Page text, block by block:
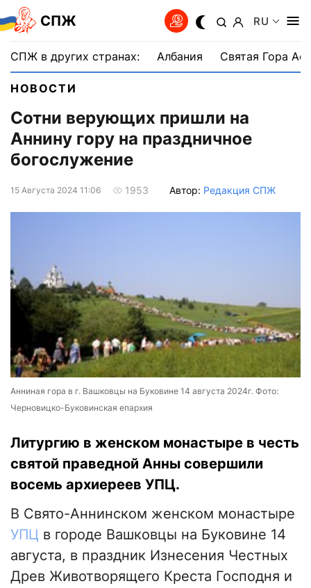
СПЖ RU
СПЖ в других странах: Албания Святая Гора
НОВОСТИ
Сотни верующих пришли на
Аннину гору на праздничное
богослужение
15 Августа 2024 11:06 1953 Автор: Редакция СПЖ
Анниная гора в г. Вашковцы на Буковине 14 августа 2024г. Фото:
Черновицко-Буковинская епархия
Литургию в женском монастыре в честь
святой праведной Анны совершили
восемь архиереев УПЦ.
В Свято-Аннинском женском монастыре
УПЦ в городе Вашковцы на Буковине 14
августа, в праздник Изнесения Честных
Древ Животворящего Креста Господня и